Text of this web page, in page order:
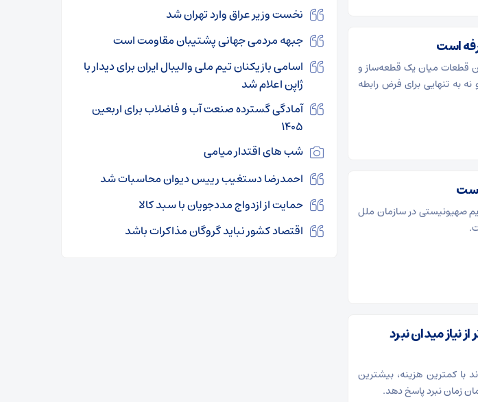
تأمین قطعات میان یک قطعه‌ساز و
به تنهایی برای فرض رابطه
است
صهیونیستی در سازمان ملل
نیاز میدان نبرد
با کمترین هزینه، بیشترین
زمان نبرد پاسخ دهد.
نخست وزیر عراق وارد تهران شد
جبهه مردمی جهانی پشتیبان مقاومت است
اسامی بازیکنان تیم ملی والیبال ایران برای دیدار با
ژاپن اعلام شد
آمادگی گسترده صنعت آب و فاضلاب برای اربعین
۱۴۰۵
شب های اقتدار میامی
احمدرضا دستغیب رییس دیوان محاسبات شد
حمایت از ازدواج مددجویان با سبد کالا
اقتصاد کشور نباید گروگان مذاکرات باشد